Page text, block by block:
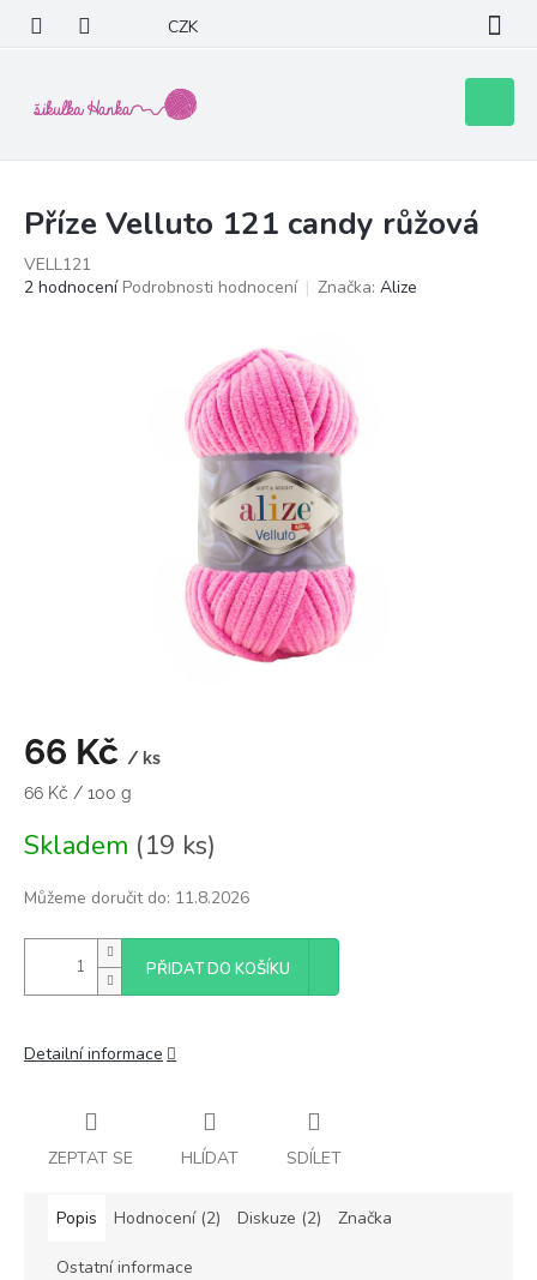
obsah
CZK
košík
Příze Velluto 121 candy růžová
VELL121
Průměrné
2 hodnocení Podrobnosti hodnocení Značka: Alize
66 Kč / ks
Měrná
66 Kč / 100 g
Skladem (19 ks)
Můžeme doručit do: 11.8.2026
PŘIDAT DO KOŠÍKU
Detailní informace
ZEPTAT SE HLÍDAT SDÍLET
Popis Hodnocení (2) Diskuze (2) Značka
Ostatní informace